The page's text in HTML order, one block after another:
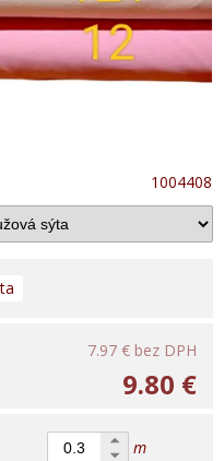
1004408
7.97 € bez DPH
9.80 €
m